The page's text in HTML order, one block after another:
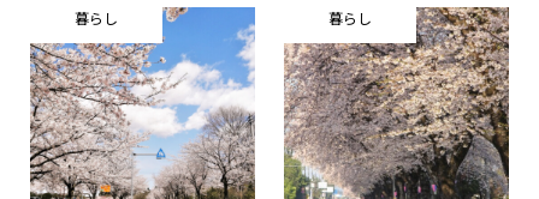
暮らし 暮らし